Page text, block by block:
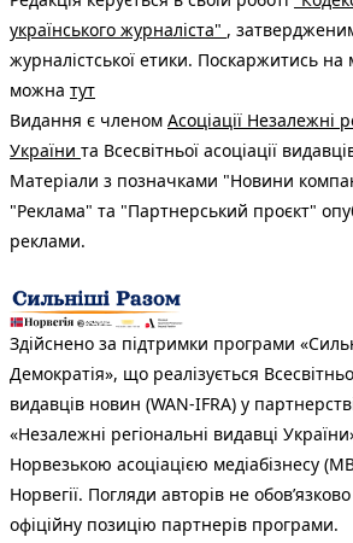
українського журналіста" ,
журналістської етики. Поскаржитись на
можна тут
Видання є членом Асоціації Незалежні
України та Всесвітньої асоціації
Матеріали з позначками "Новини
"Реклама" та "Партнерський проєкт"
реклами.
Здійснено за підтримки програми
Демократія», що реалізується
видавців новин (WAN-IFRA) у
«Незалежні регіональні видавці
Норвезькою асоціацією медіабізнесу
Норвегії. Погляди авторів не
офіційну позицію партнерів програми.